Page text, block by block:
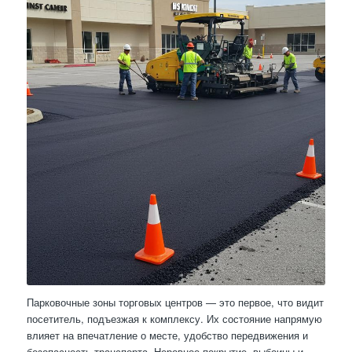
Парковочные зоны торговых центров — это первое, что видит
посетитель, подъезжая к комплексу. Их состояние напрямую
влияет на впечатление о месте, удобство передвижения и